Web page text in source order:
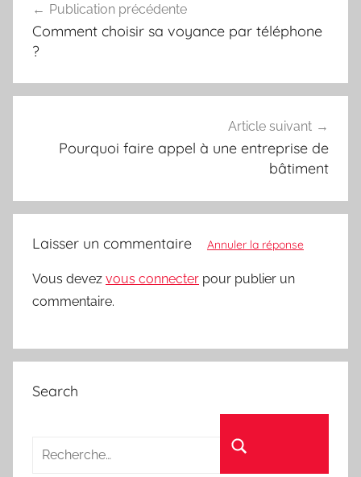
de
l’article
Publication précédente
Comment choisir sa voyance par téléphone
?
Article suivant
Pourquoi faire appel à une entreprise de
bâtiment
Laisser un commentaire Annuler la réponse
Vous devez vous connecter pour publier un
commentaire.
Search